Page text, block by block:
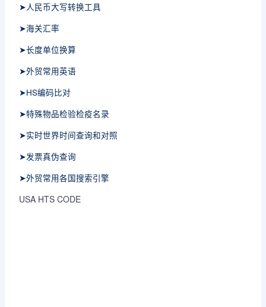
➤人民币大写转换工具
➤海关汇率
➤长度单位换算
➤外贸常用英语
➤HS编码比对
➤特殊物品检验检疫名录
➤实时世界时间查询和对照
➤发票真伪查询
➤外贸常用各国搜索引擎
USA HTS CODE